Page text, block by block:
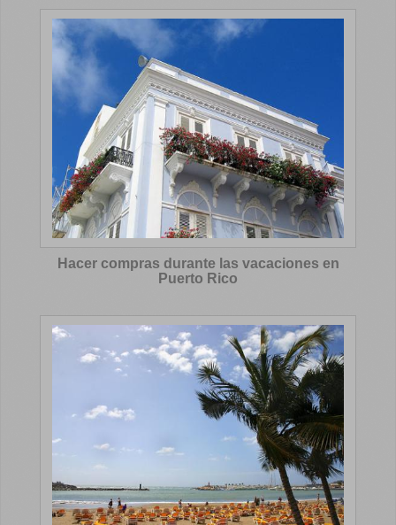
Hacer compras durante las vacaciones en
Puerto Rico